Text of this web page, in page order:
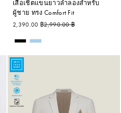
เสื้อเชิ้ตแขนยาวลำลองสำหรับ
ผู้ชาย ทรง Comfort Fit
2,390.00 ฿ราคาปกติ
2,990.00 ฿